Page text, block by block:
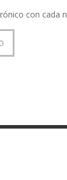
con cada